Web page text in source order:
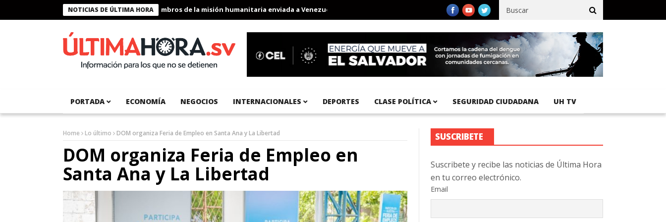
NOTICIAS DE ÚLTIMA HORA
Presidente Bukele condecora a miembros de la misión humanitaria enviada a Venezuela Aeropuerto Internacional del Pacífico registra 92 % de avance en obras de terracería
PORTADA ECONOMÍA NEGOCIOS INTERNACIONALES DEPORTES CLASE POLÍTICA SEGURIDAD CIUDADANA UH TV
Home Lo último DOM organiza Feria de Empleo en Santa Ana y La Libertad
DOM organiza Feria de Empleo en
Santa Ana y La Libertad
SUSCRIBETE
Suscribete y recibe las noticias de Última Hora
en tu correo electrónico.
Email